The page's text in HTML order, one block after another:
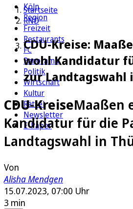
Köln
Region
Freizeit
Restaurants
FC
Panorama
Politik
Wirtschaft
Kultur
Rätsel
Newsletter
E-Paper
Startseite
RND
CDU-Kreise:
wohl Kandidatur
zur Landtagswahl
CDU-KreiseMaaßen
Kandidatur für die
Landtagswahl in
Von
Alisha Mendgen
15.07.2023, 07:00 Uhr
3 min